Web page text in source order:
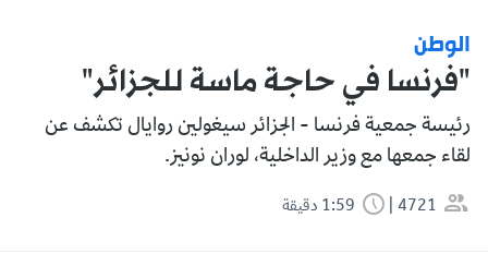
الوطن
"فرنسا في حاجة ماسة للجزائر"
رئيسة جمعية فرنسا - الجزائر سيغولين روايال تكشف عن
لقاء جمعها مع وزير الداخلية، لوران نونيز.
4721